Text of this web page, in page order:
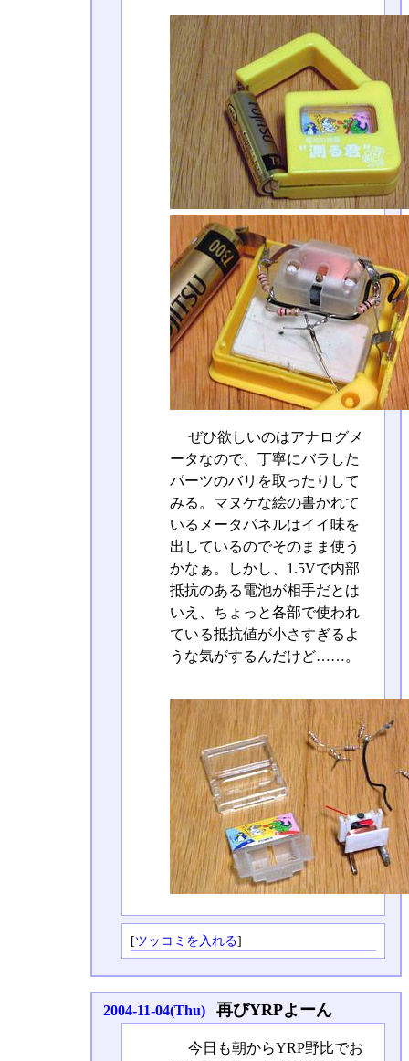
ぜひ欲しいのはアナログメ
ータなので、丁寧にバラした
パーツのバリを取ったりして
みる。マヌケな絵の書かれて
いるメータパネルはイイ味を
出しているのでそのまま使う
かなぁ。しかし、1.5Vで内部
抵抗のある電池が相手だとは
いえ、ちょっと各部で使われ
ている抵抗値が小さすぎるよ
うな気がするんだけど……。
[ツッコミを入れる]
2004-11-04(Thu) 再びYRPよーん
今日も朝からYRP野比でお